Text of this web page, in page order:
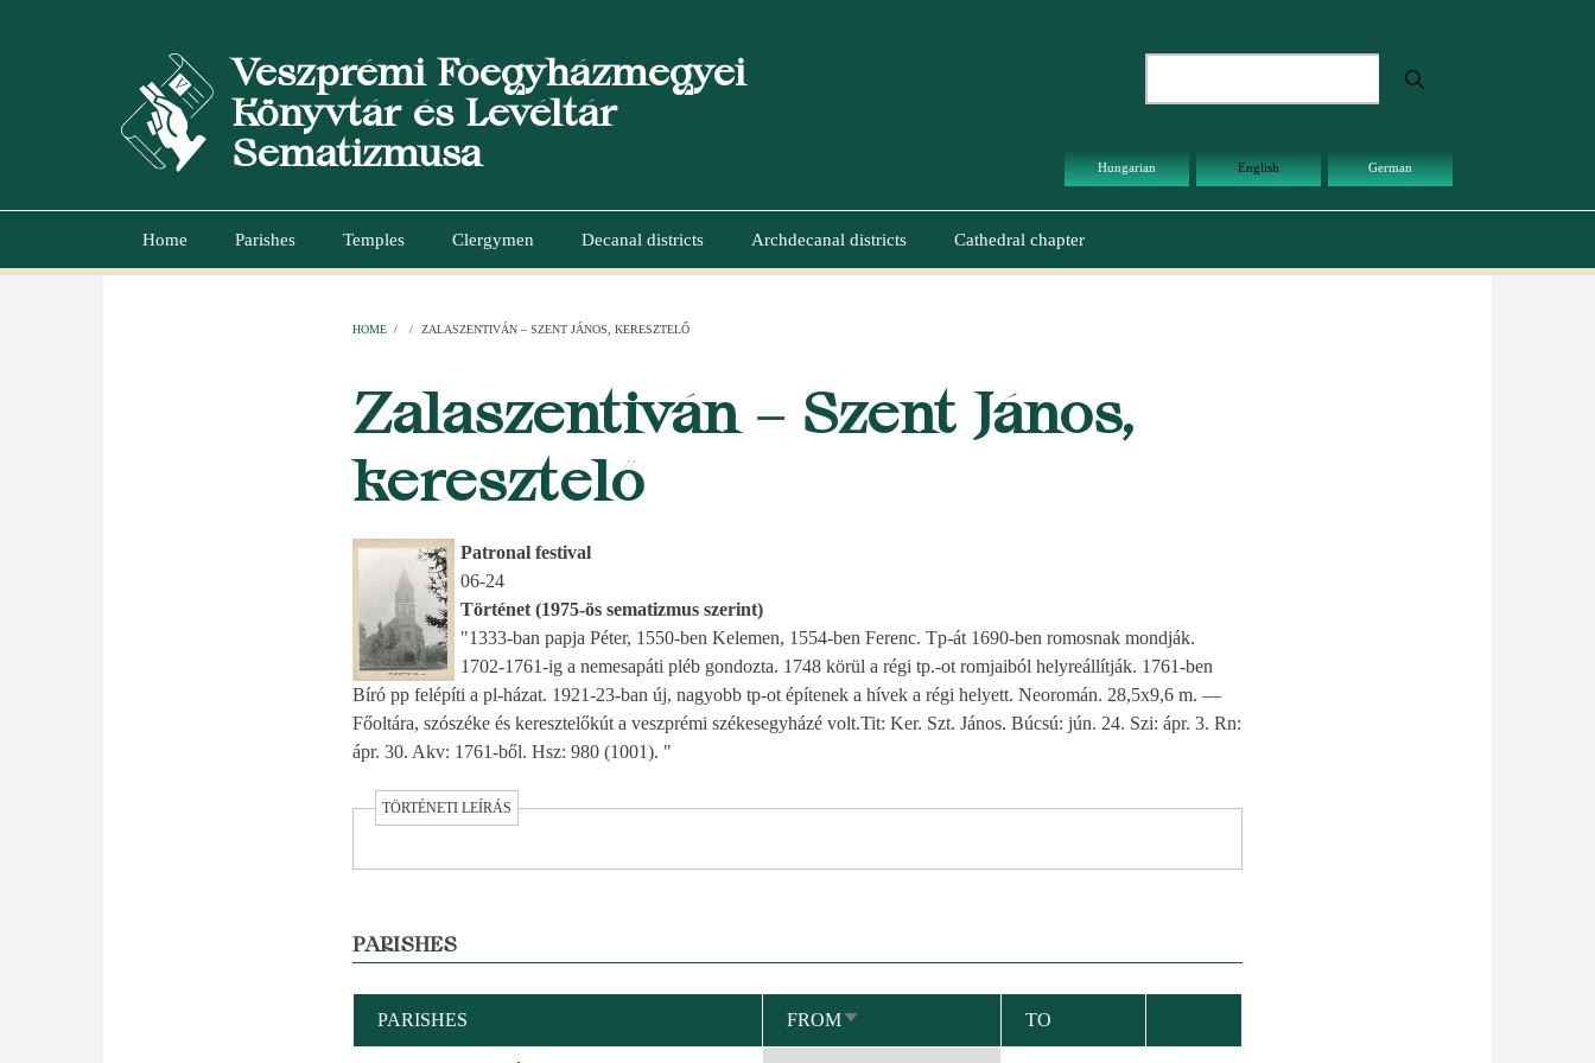
Veszprémi Főegyházmegyei
Könyvtár és Levéltár
Sematizmusa
Hungarian English German
Main
Home Parishes Temples Clergymen Decanal districts Archdecanal districts Cathedral chapter
HOME / / ZALASZENTIVÁN – SZENT JÁNOS, KERESZTELŐ
Zalaszentiván – Szent János,
keresztelő
Patronal festival
06-24
Történet (1975-ös sematizmus szerint)
"1333-ban papja Péter, 1550-ben Kelemen, 1554-ben Ferenc. Tp-át 1690-ben romosnak mondják.
1702-1761-ig a nemesapáti pléb gondozta. 1748 körül a régi tp.-ot romjaiból helyreállítják. 1761-ben
Bíró pp felépíti a pl-házat. 1921-23-ban új, nagyobb tp-ot építenek a hívek a régi helyett. Neoromán. 28,5x9,6 m. —
Főoltára, szószéke és keresztelőkút a veszprémi székesegyházé volt.Tit: Ker. Szt. János. Búcsú: jún. 24. Szi: ápr. 3. Rn:
ápr. 30. Akv: 1761-ből. Hsz: 980 (1001). "
TÖRTÉNETI LEÍRÁS
PARISHES
PARISHES FROMSORT
ASCENDING
TO